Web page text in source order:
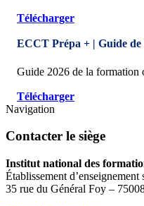
Télécharger
ECCT Prépa + | Guide
Guide 2026 de la formation
Télécharger
Navigation
Contacter le siège
Institut national des
Établissement
35 rue du Général Foy –